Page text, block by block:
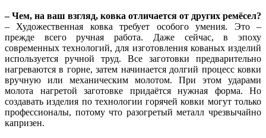
– Чем, на ваш взгляд, ковка отличается от других ремёсел?
– Художественная ковка требует особого умения. Это –
прежде всего ручная работа. Даже сейчас, в эпоху
современных технологий, для изготовления кованых изделий
используется ручной труд. Все заготовки предварительно
нагреваются в горне, затем начинается долгий процесс ковки
вручную или механическим молотом. При этом ударами
молота нагретой заготовке придаётся нужная форма. Но
создавать изделия по технологии горячей ковки могут только
профессионалы, потому что разогретый металл чрезвычайно
капризен.